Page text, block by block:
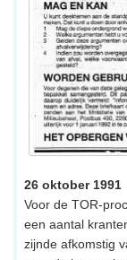
26 oktober 1991
Voor de TOR-
een aantal
zijnde afkomstig